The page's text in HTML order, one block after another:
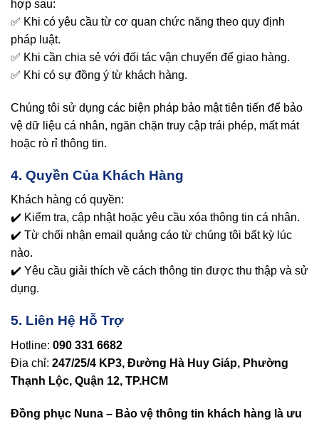
hợp sau:
✅ Khi có yêu cầu từ cơ quan chức năng theo quy định
pháp luật.
✅ Khi cần chia sẻ với đối tác vận chuyển để giao hàng.
✅ Khi có sự đồng ý từ khách hàng.
Chúng tôi sử dụng các biện pháp bảo mật tiên tiến để bảo
vệ dữ liệu cá nhân, ngăn chặn truy cập trái phép, mất mát
hoặc rò rỉ thông tin.
4. Quyền Của Khách Hàng
Khách hàng có quyền:
✔️ Kiểm tra, cập nhật hoặc yêu cầu xóa thông tin cá nhân.
✔️ Từ chối nhận email quảng cáo từ chúng tôi bất kỳ lúc
nào.
✔️ Yêu cầu giải thích về cách thông tin được thu thập và sử
dụng.
5. Liên Hệ Hỗ Trợ
Hotline: 090 331 6682
Địa chỉ: 247/25/4 KP3, Đường Hà Huy Giáp, Phường
Thạnh Lộc, Quận 12, TP.HCM
Đồng phục Nuna – Bảo vệ thông tin khách hàng là ưu